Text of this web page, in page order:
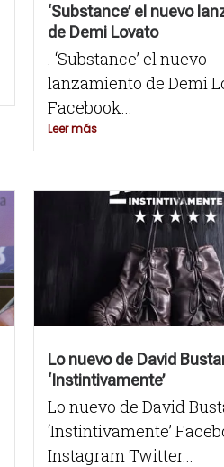
‘Substance’ el nuevo
de Demi Lovato
. ‘Substance’ el nuevo
lanzamiento de Demi
Facebook...
Leer más
Lo nuevo de David
‘Instintivamente’
Lo nuevo de David
‘Instintivamente’
Instagram Twitter...